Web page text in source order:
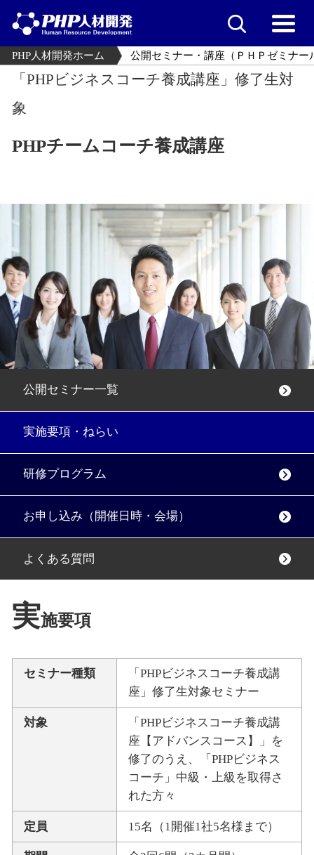
PHP人材開発ホーム 公開セミナー・講座（ＰＨＰゼミナー
「PHPビジネスコーチ養成講座」修了生対
象
PHPチームコーチ養成講座
公開セミナー一覧
実施要項・ねらい
研修プログラム
お申し込み（開催日時・会場）
よくある質問
実施要項
セミナー種類
「PHPビジネスコーチ養成講
座」修了生対象セミナー
対象
「PHPビジネスコーチ養成講
座【アドバンスコース】」を
修了のうえ、「PHPビジネス
コーチ」中級・上級を取得さ
れた方々
定員 15名（1開催1社5名様まで）